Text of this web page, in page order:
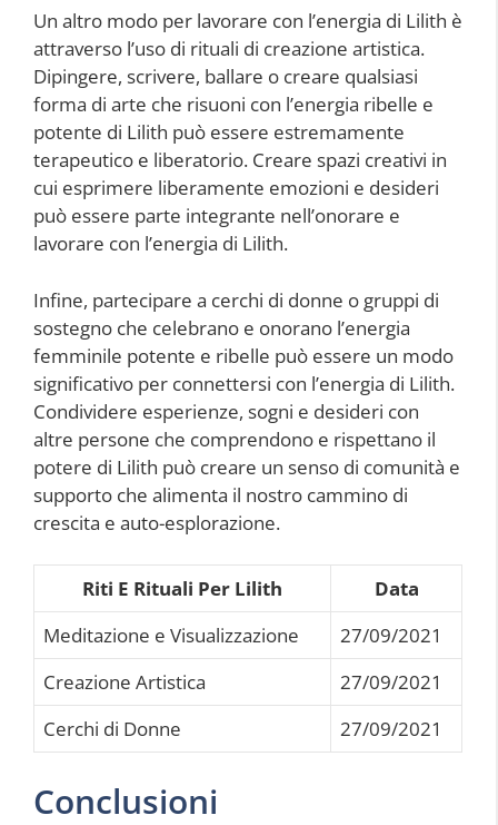
Un altro modo per lavorare con l’energia di Lilith è
attraverso l’uso di rituali di creazione artistica.
Dipingere, scrivere, ballare o creare qualsiasi
forma di arte che risuoni con l’energia ribelle e
potente di Lilith può essere estremamente
terapeutico e liberatorio. Creare spazi creativi in
cui esprimere liberamente emozioni e desideri
può essere parte integrante nell’onorare e
lavorare con l’energia di Lilith.
Infine, partecipare a cerchi di donne o gruppi di
sostegno che celebrano e onorano l’energia
femminile potente e ribelle può essere un modo
significativo per connettersi con l’energia di Lilith.
Condividere esperienze, sogni e desideri con
altre persone che comprendono e rispettano il
potere di Lilith può creare un senso di comunità e
supporto che alimenta il nostro cammino di
crescita e auto-esplorazione.
Riti E Rituali Per Lilith
Data
Meditazione e Visualizzazione
27/09/2021
Creazione Artistica
27/09/2021
Cerchi di Donne
27/09/2021
Conclusioni